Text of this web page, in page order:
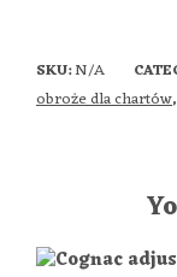
SKU:N/A
obroże dla chartów,